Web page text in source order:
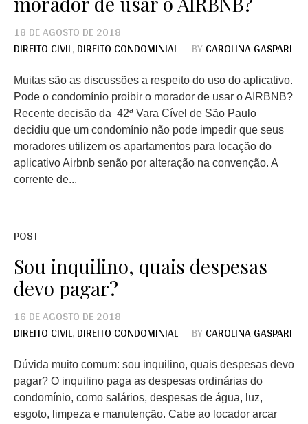
18 DE AGOSTO DE 2018
DIREITO CIVIL,DIREITO CONDOMINIAL BYCAROLINA GASPARI
Muitas são as discussões a respeito do uso do aplicativo.
Pode o condomínio proibir o morador de usar o AIRBNB?
Recente decisão da 42ª Vara Cível de São Paulo
decidiu que um condomínio não pode impedir que seus
moradores utilizem os apartamentos para locação do
aplicativo Airbnb senão por alteração na convenção. A
corrente de...
POST
Sou inquilino, quais despesas
devo pagar?
16 DE AGOSTO DE 2018
DIREITO CIVIL,DIREITO CONDOMINIAL BYCAROLINA GASPARI
Dúvida muito comum: sou inquilino, quais despesas devo
pagar? O inquilino paga as despesas ordinárias do
condomínio, como salários, despesas de água, luz,
esgoto, limpeza e manutenção. Cabe ao locador arcar